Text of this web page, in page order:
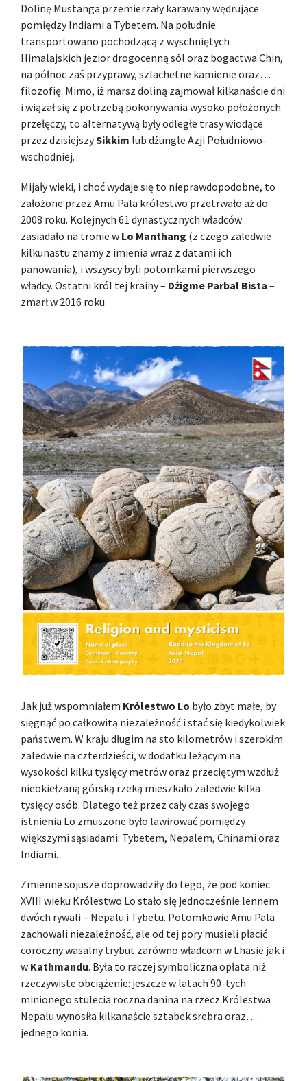
Dolinę Mustanga przemierzały karawany wędrujące
pomiędzy Indiami a Tybetem. Na południe
transportowano pochodzącą z wyschniętych
Himalajskich jezior drogocenną sól oraz bogactwa Chin,
na północ zaś przyprawy, szlachetne kamienie oraz…
filozofię. Mimo, iż marsz doliną zajmował kilkanaście dni
i wiązał się z potrzebą pokonywania wysoko położonych
przełęczy, to alternatywą były odległe trasy wiodące
przez dzisiejszySikkim lub dżungle Azji Południowo-
wschodniej.
Mijały wieki, i choć wydaje się to nieprawdopodobne, to
założone przez Amu Pala królestwo przetrwało aż do
2008 roku. Kolejnych 61 dynastycznych władców
zasiadało na tronie w Lo Manthang (z czego zaledwie
kilkunastu znamy z imienia wraz z datami ich
panowania), i wszyscy byli potomkami pierwszego
władcy. Ostatni król tej krainy – Dżigme Parbal Bista –
zmarł w 2016 roku.
Jak już wspomniałem Królestwo Lo było zbyt małe, by
sięgnąć po całkowitą niezależność i stać się kiedykolwiek
państwem. W kraju długim na sto kilometrów i szerokim
zaledwie na czterdzieści, w dodatku leżącym na
wysokości kilku tysięcy metrów oraz przeciętym wzdłuż
nieokiełzaną górską rzeką mieszkało zaledwie kilka
tysięcy osób. Dlatego też przez cały czas swojego
istnienia Lo zmuszone było lawirować pomiędzy
większymi sąsiadami: Tybetem, Nepalem, Chinami oraz
Indiami.
Zmienne sojusze doprowadziły do tego, że pod koniec
XVIII wieku Królestwo Lo stało się jednocześnie lennem
dwóch rywali – Nepalu i Tybetu. Potomkowie Amu Pala
zachowali niezależność, ale od tej pory musieli płacić
coroczny wasalny trybut zarówno władcom w Lhasie jak i
w Kathmandu. Była to raczej symboliczna opłata niż
rzeczywiste obciążenie: jeszcze w latach 90-tych
minionego stulecia roczna danina na rzecz Królestwa
Nepalu wynosiła kilkanaście sztabek srebra oraz…
jednego konia.